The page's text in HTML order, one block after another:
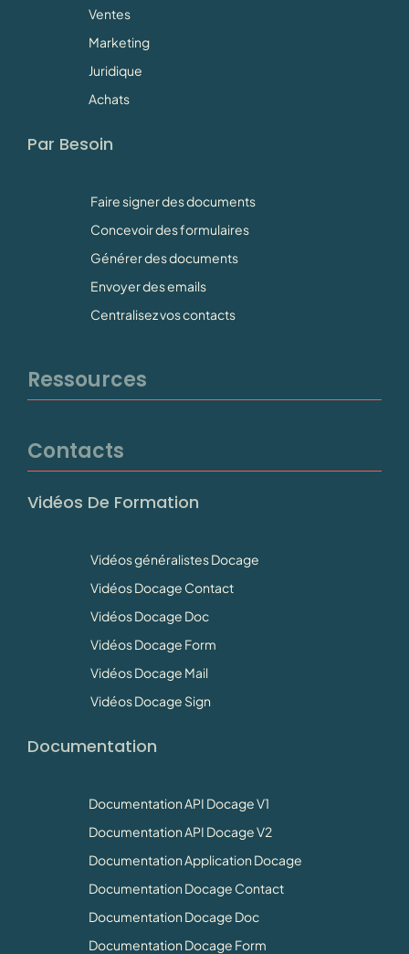
Ventes
Marketing
Juridique
Achats
Par Besoin
Faire signer des documents
Concevoir des formulaires
Générer des documents
Envoyer des emails
Centralisez vos contacts
Ressources
Contacts
Vidéos De Formation
Vidéos généralistes Docage
Vidéos Docage Contact
Vidéos Docage Doc
Vidéos Docage Form
Vidéos Docage Mail
Vidéos Docage Sign
Documentation
Documentation API Docage V1
Documentation API Docage V2
Documentation Application Docage
Documentation Docage Contact
Documentation Docage Doc
Documentation Docage Form